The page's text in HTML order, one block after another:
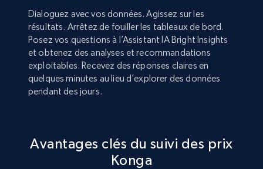
Dialoguez avec vos données. Agissez sur les
résultats. Arrêtez de fouiller les tableaux de bord.
Posez vos questions à l’Assistant IA Bright Insights
et obtenez des analyses et recommandations
exploitables. Recevez des réponses claires en
quelques minutes au lieu d’explorer des données
pendant des jours.
Avantages clés du suivi des prix
Konga